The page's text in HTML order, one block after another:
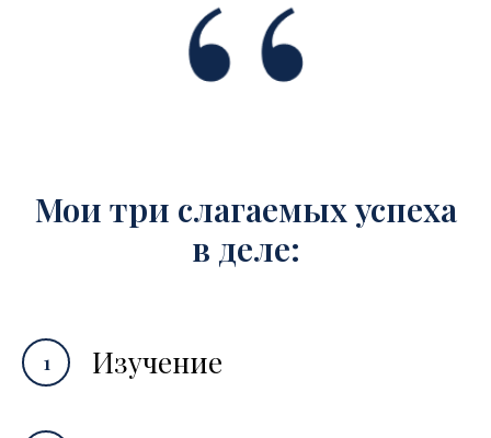
Мои три слагаемых успеха
в деле:
Изучение